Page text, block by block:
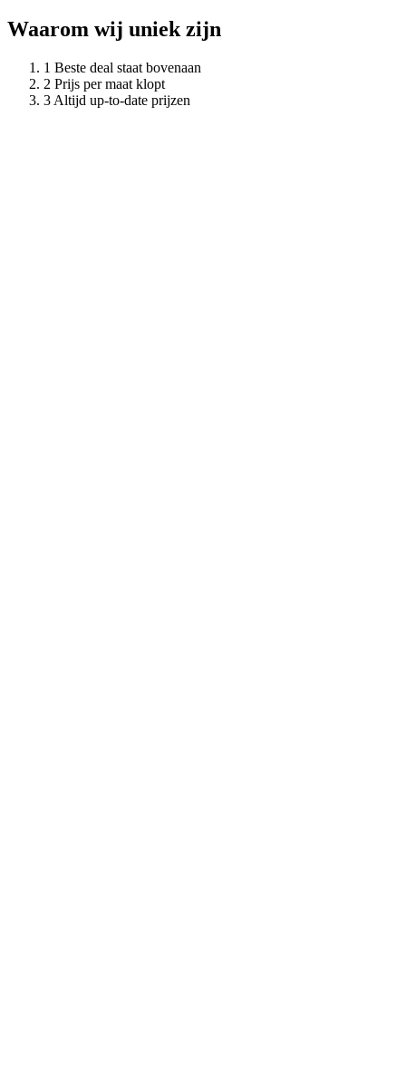
Waarom wij uniek zijn
Beste deal staat bovenaan
Prijs per maat klopt
Altijd up-to-date prijzen